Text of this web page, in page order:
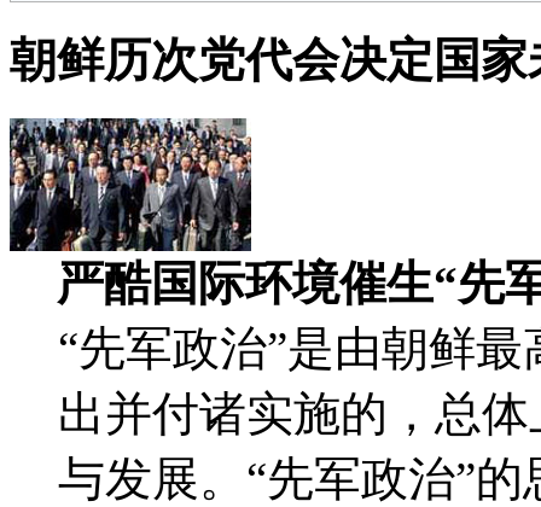
朝鲜历次党代会决定国
严酷国际环境催生“先
“先军政治”是由朝鲜
出并付诸实施的，总
与发展。“先军政治”